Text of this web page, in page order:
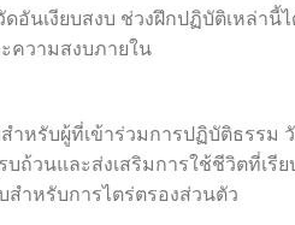
อันเงียบสงบ ช่วงฝึกปฏิบัติเหล่านี้
ความสงบภายใน
ำหรับผู้ที่เข้าร่วมการปฏิบัติธรรม
ถ้วนและส่งเสริมการใช้ชีวิตที่เรี
ำหรับการไตร่ตรองส่วนตัว